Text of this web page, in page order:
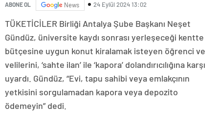
ABONE OL News 24 Eylül 2024 13:02
TÜKETİCİLER Birliği Antalya Şube Başkanı Neşet
Gündüz, üniversite kaydı sonrası yerleşeceği kentte
bütçesine uygun konut kiralamak isteyen öğrenci ve
velilerini, ‘sahte ilan’ ile ‘kapora’ dolandırıcılığına karşı
uyardı. Gündüz, “Evi, tapu sahibi veya emlakçının
yetkisini sorgulamadan kapora veya depozito
ödemeyin” dedi.